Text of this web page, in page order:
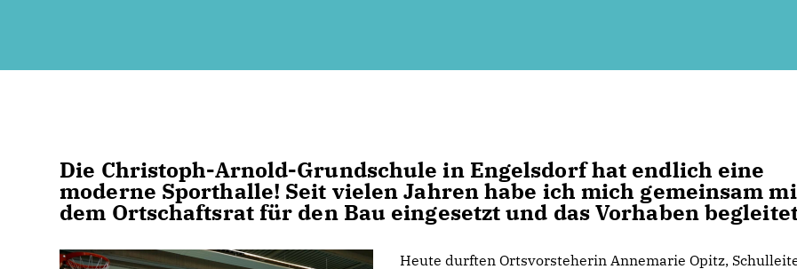
Die Christoph-Arnold-Grundschule in Engelsdorf hat endlich eine
moderne Sporthalle! Seit vielen Jahren habe ich mich gemeinsam
dem Ortschaftsrat für den Bau eingesetzt und das Vorhaben
Heute durften Ortsvorsteherin Annemarie Opitz, Schulleiter